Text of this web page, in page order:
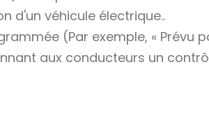
d'un véhicule électrique..
(Par exemple, « Prévu
aux conducteurs un